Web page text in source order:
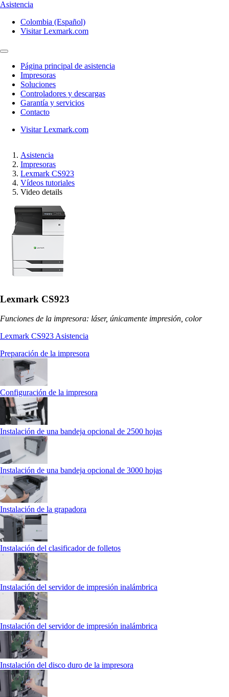
Asistencia
Colombia (Español)
Visitar Lexmark.com
Página principal de asistencia
Impresoras
Soluciones
Controladores y descargas
Garantía y servicios
Contacto
Visitar Lexmark.com
Asistencia
Impresoras
Lexmark CS923
Vídeos tutoriales
Video details
Lexmark CS923
Funciones de la impresora: láser, únicamente impresión, color
Lexmark CS923 Asistencia
Preparación de la impresora
Configuración de la impresora
Instalación de una bandeja opcional de 2500 hojas
Instalación de una bandeja opcional de 3000 hojas
Instalación de la grapadora
Instalación del clasificador de folletos
Instalación del servidor de impresión inalámbrica
Instalación del servidor de impresión inalámbrica
Instalación del disco duro de la impresora